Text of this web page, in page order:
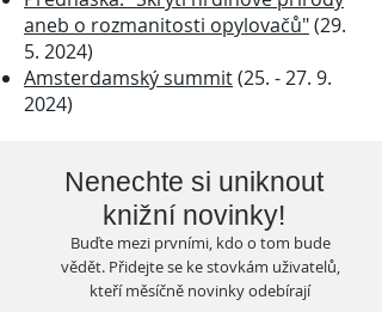
aneb o rozmanitosti opylovačů"(29.
5. 2024)
Amsterdamský summit(25. - 27. 9.
2024)
Nenechte si uniknout
knižní novinky!
Buďte mezi prvními, kdo o tom bude
vědět. Přidejte se ke stovkám uživatelů,
kteří měsíčně novinky odebírají